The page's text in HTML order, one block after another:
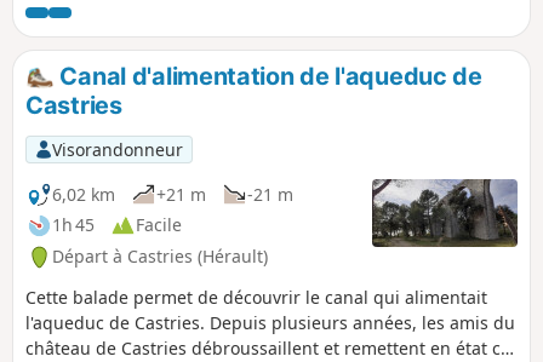
de la colline en fin de parcours avant de
revenir à nouveau aux grandes arches du
pont-aqueduc. Vous pourrez aussi observer
la diversité de la garrigue à Castries via de
larges chemins mais aussi par quelques
sentiers plus discrets. La végétation est un
mélange de garrigue et de pinède de toute
beauté.
Canal d'alimentation de l'aqueduc de
Castries
Visorandonneur
6,02 km
+21 m
-21 m
1h 45
Facile
Départ à Castries (Hérault)
Cette balade permet de découvrir le canal qui alimentait
l'aqueduc de Castries. Depuis plusieurs années, les amis du
château de Castries débroussaillent et remettent en état ce